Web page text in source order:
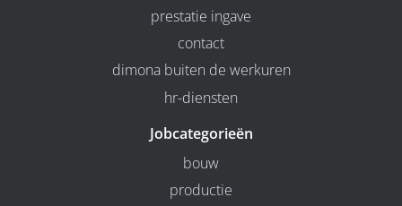
prestatie ingave
contact
dimona buiten de werkuren
hr-diensten
Jobcategorieën
bouw
productie